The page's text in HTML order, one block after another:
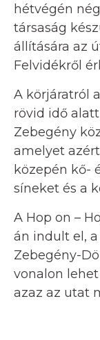
hétvégén
társaság
állítására az
Felvidékről
A körjáratról
rövid idő
Zebegény
amelyet
közepén kő-
síneket és a
A Hop on –
án indult el,
Zebegény-
vonalon
azaz az utat